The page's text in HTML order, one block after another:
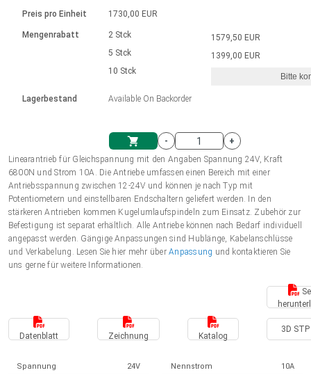
Einheitssystem
Einkaufswagen
Hubmagnete
230 - 50 Hz | 110 - 60 Hz
Drehzahlregelung für die AIS-Serie
Bürstenlose Gleichstrommotoren
mit Planetengetriebe und internem
Ø 28-42| 1-1400 rpm | <= 290Ncm
Bürstenlose DC Motor Controller
Gleichstrommotoren mit
Schneckengetriebe und Bürsten
Ø43-124mm | 31-425rpm | ≤ 41Nm
Treiber für Gleichstrommotoren mit
Synchron-Asynchron | für 1-4 Elektrozylinder
Synchron-Asynchron | für 1-4 Elektrozylinder
Français (EUR)
Polski (EUR)
Norsk (NOK)
Suomi (EUR)
Preis pro Einheit
Mengenrabatt
Lagerbestand
1730,00 EUR
2 Stck
5 Stck
10 Stck
Available On Backorder
1579,50 EUR
1399,00 EUR
Bitte
-
+
Linearantrieb für Gleichspannung mit den Angaben Spannung 24V, Kraft
6800N und Strom 10A. Die Antriebe umfassen einen Bereich mit einer
Antriebsspannung zwischen 12-24V und können je nach Typ mit
Potentiometern und einstellbaren Endschaltern geliefert werden. In den
stärkeren Antrieben kommen Kugelumlaufspindeln zum Einsatz. Zubehör zur
Befestigung ist separat erhältlich. Alle Antriebe können nach Bedarf individuell
angepasst werden. Gängige Anpassungen sind Hublänge, Kabelanschlüsse
und Verkabelung. Lesen Sie hier mehr überAnpassung und kontaktieren Sie
uns gerne für weitere Informationen.
Datenblatt Zeichnung Katalog
3D STP
Spannung 24V Nennstrom 10A